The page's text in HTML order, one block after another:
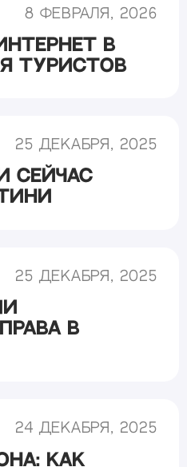
8 февраля, 2026
в
туристов
25 декабря, 2025
сейчас
25 декабря, 2025
в
24 декабря, 2025
Как